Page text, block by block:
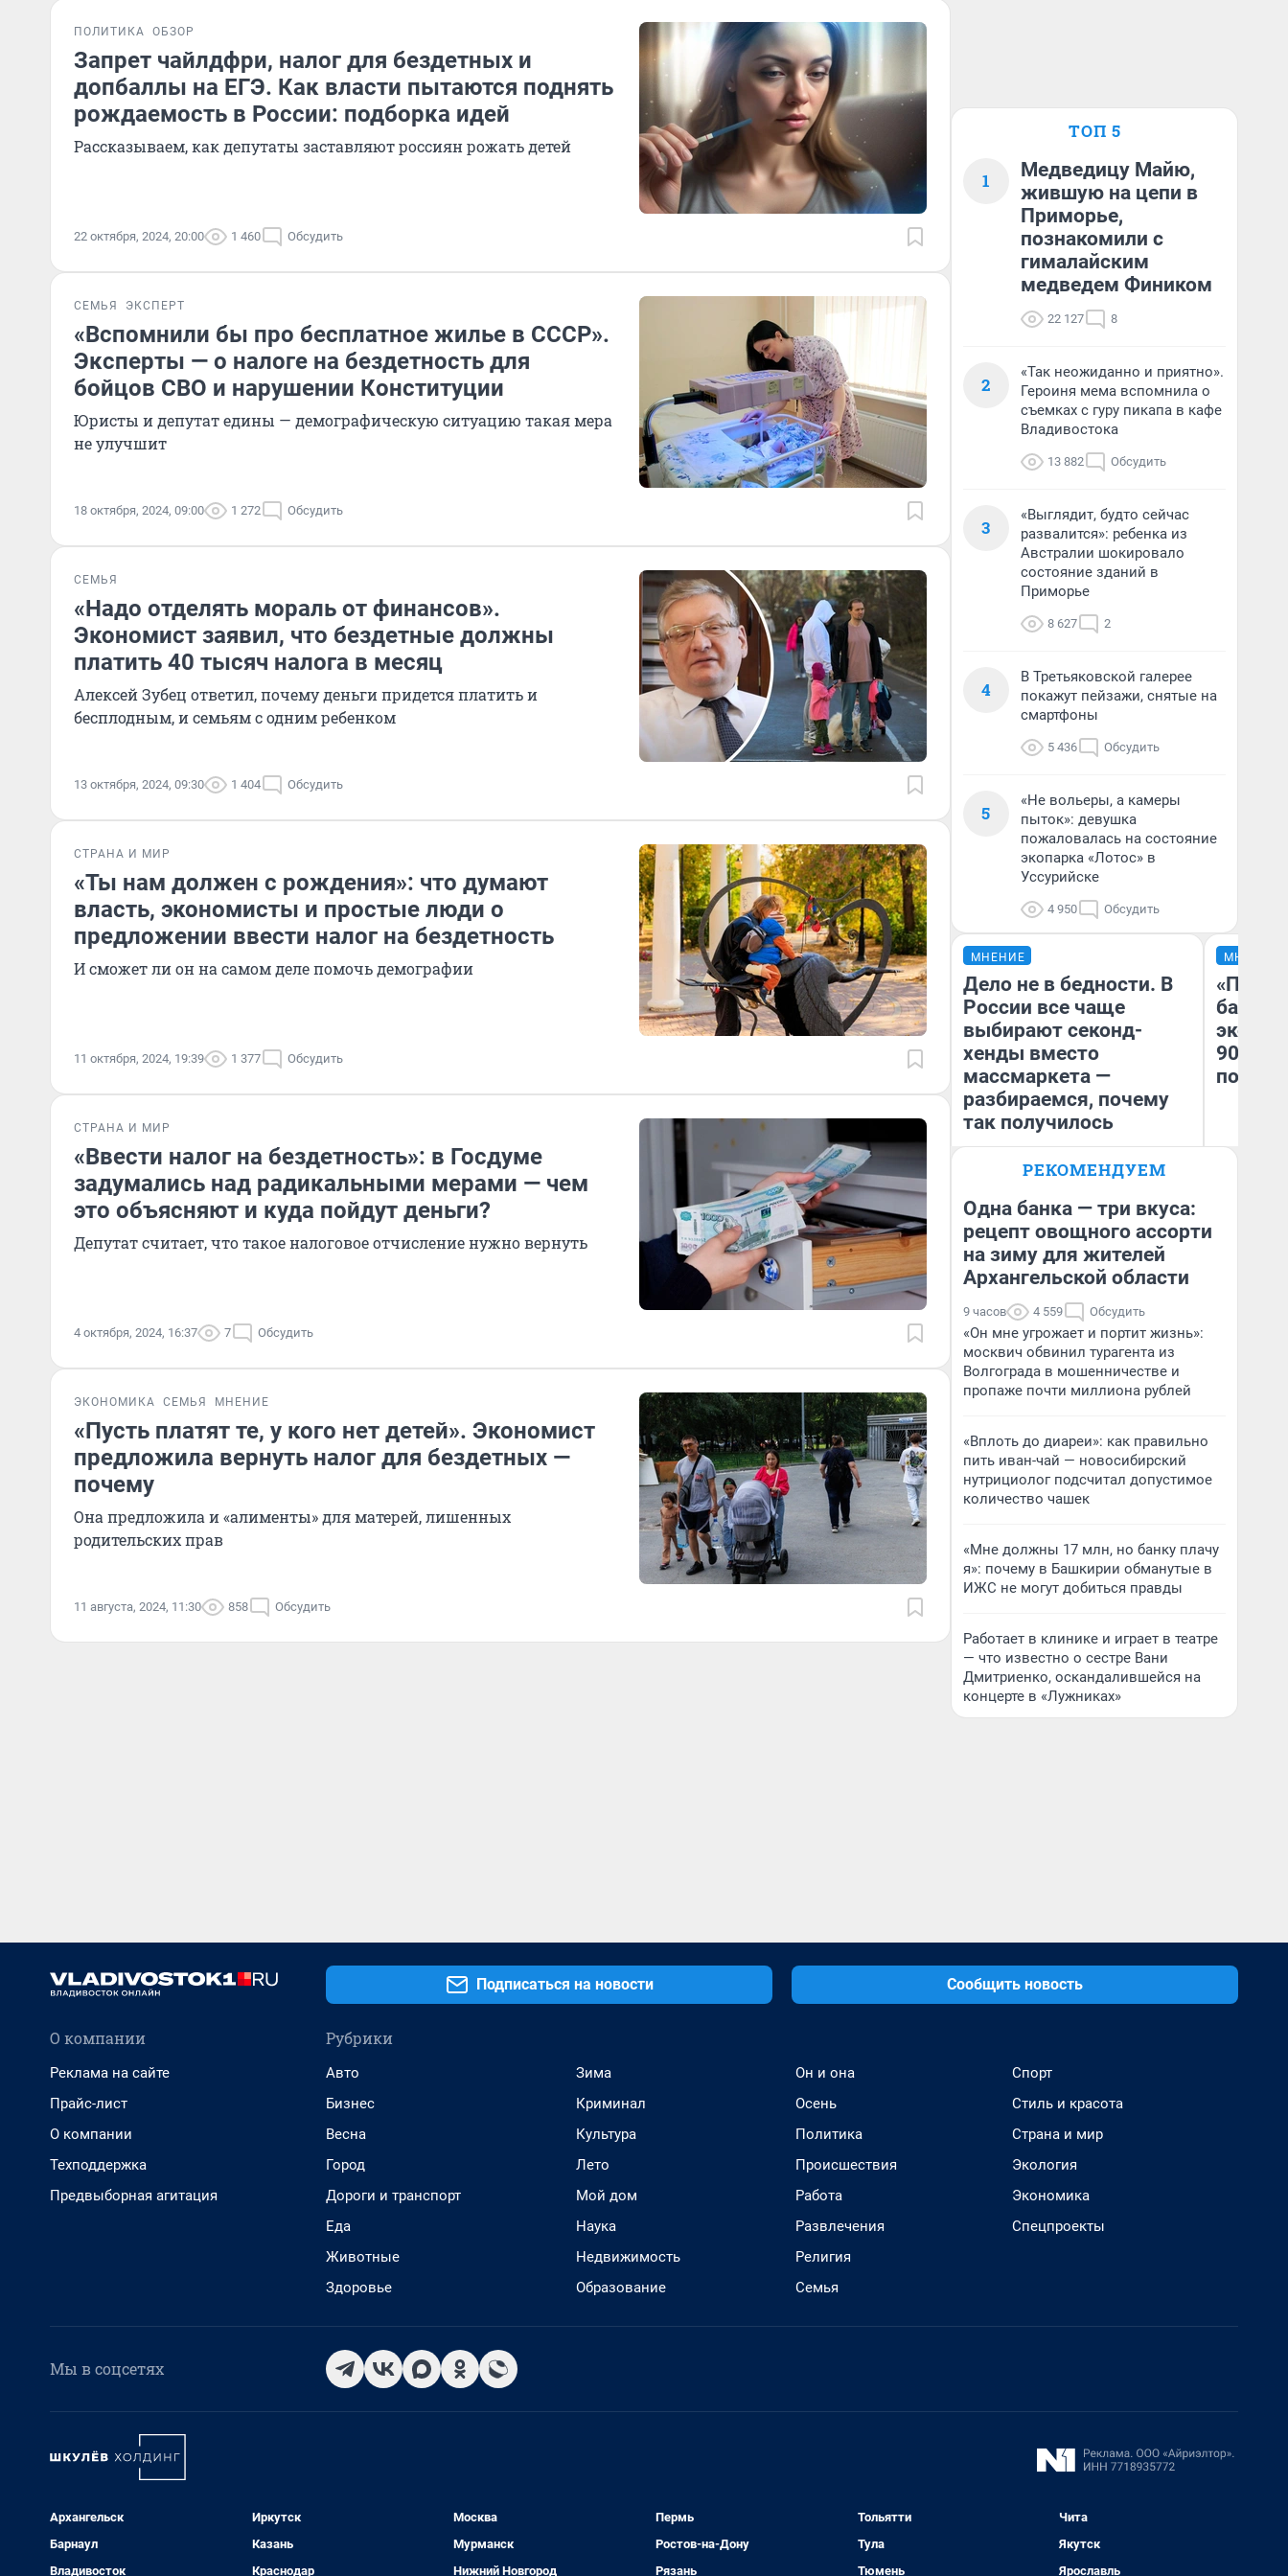
ПОЛИТИКА ОБЗОР
Запрет чайлдфри, налог для бездетных и
допбаллы на ЕГЭ. Как власти пытаются поднять
рождаемость в России: подборка идей
Рассказываем, как депутаты заставляют россиян рожать детей
22 октября, 2024, 20:00 1 460 Обсудить
СЕМЬЯ ЭКСПЕРТ
«Вспомнили бы про бесплатное жилье в СССР».
Эксперты — о налоге на бездетность для
бойцов СВО и нарушении Конституции
Юристы и депутат едины — демографическую ситуацию такая мера
не улучшит
18 октября, 2024, 09:00 1 272 Обсудить
СЕМЬЯ
«Надо отделять мораль от финансов».
Экономист заявил, что бездетные должны
платить 40 тысяч налога в месяц
Алексей Зубец ответил, почему деньги придется платить и
бесплодным, и семьям с одним ребенком
13 октября, 2024, 09:30 1 404 Обсудить
СТРАНА И МИР
«Ты нам должен с рождения»: что думают
власть, экономисты и простые люди о
предложении ввести налог на бездетность
И сможет ли он на самом деле помочь демографии
11 октября, 2024, 19:39 1 377 Обсудить
СТРАНА И МИР
«Ввести налог на бездетность»: в Госдуме
задумались над радикальными мерами — чем
это объясняют и куда пойдут деньги?
Депутат считает, что такое налоговое отчисление нужно вернуть
4 октября, 2024, 16:37 7 Обсудить
ЭКОНОМИКА СЕМЬЯ МНЕНИЕ
«Пусть платят те, у кого нет детей». Экономист
предложила вернуть налог для бездетных —
почему
Она предложила и «алименты» для матерей, лишенных
родительских прав
11 августа, 2024, 11:30 858 Обсудить
ТОП 5
1
Медведицу Майю,
жившую на цепи в
Приморье,
познакомили с
гималайским
медведем Фиником
22 127 8
2
«Так неожиданно и приятно».
Героиня мема вспомнила о
съемках с гуру пикапа в кафе
Владивостока
13 882 Обсудить
3
«Выглядит, будто сейчас
развалится»: ребенка из
Австралии шокировало
состояние зданий в
Приморье
8 627 2
4
В Третьяковской галерее
покажут пейзажи, снятые на
смартфоны
5 436 Обсудить
5
«Не вольеры, а камеры
пыток»: девушка
пожаловалась на состояние
экопарка «Лотос» в
Уссурийске
4 950 Обсудить
МНЕНИЕ
Дело не в бедности. В
России все чаще
выбирают секонд-
хенды вместо
массмаркета —
разбираемся, почему
так получилось
Алёна Золотухина
МНЕНИЕ
90-х
РЕКОМЕНДУЕМ
Одна банка — три вкуса:
рецепт овощного ассорти
на зиму для жителей
Архангельской области
9 часов 4 559 Обсудить
«Он мне угрожает и портит жизнь»:
москвич обвинил турагента из
Волгограда в мошенничестве и
пропаже почти миллиона рублей
«Вплоть до диареи»: как правильно
пить иван-чай — новосибирский
нутрициолог подсчитал допустимое
количество чашек
«Мне должны 17 млн, но банку плачу
я»: почему в Башкирии обманутые в
ИЖС не могут добиться правды
Работает в клинике и играет в театре
— что известно о сестре Вани
Дмитриенко, оскандалившейся на
концерте в «Лужниках»
Подписаться на новости Сообщить новость
О компании
Реклама на сайте
Прайс-лист
О компании
Техподдержка
Предвыборная агитация
Рубрики
Авто
Бизнес
Весна
Город
Дороги и транспорт
Еда
Животные
Здоровье
Зима
Криминал
Культура
Лето
Мой дом
Наука
Недвижимость
Образование
Он и она
Осень
Политика
Происшествия
Работа
Развлечения
Религия
Семья
Спорт
Стиль и красота
Страна и мир
Экология
Экономика
Спецпроекты
Мы в соцсетях
Архангельск
Барнаул
Владивосток
Иркутск
Казань
Краснодар
Москва
Мурманск
Нижний Новгород
Пермь
Ростов-на-Дону
Рязань
Тольятти
Тула
Тюмень
Чита
Якутск
Ярославль